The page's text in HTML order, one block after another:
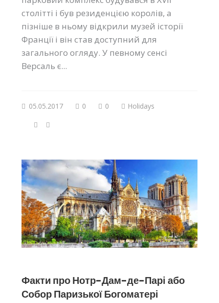
столітті і був резиденцією королів, а
пізніше в ньому відкрили музей історії
Франції і він став доступний для
загального огляду. У певному сенсі
Версаль є...
05.05.2017 0 0 Holidays
Факти про Нотр-Дам-де-Парі або
Собор Паризької Богоматері